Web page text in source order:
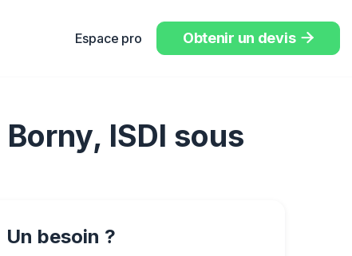
Espace pro Obtenir un devis 
ISDI sous
Un besoin ?